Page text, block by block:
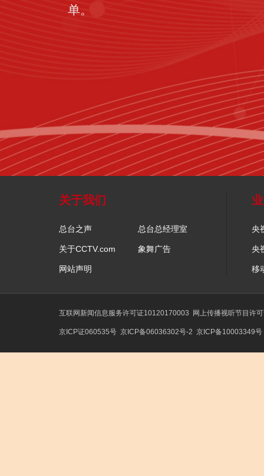
单。
关于我们
总台之声 总台总经理室
关于CCTV.com 象舞广告
网站声明
央
央
移
互联网新闻信息服务许可证10120170003 网上传播视听节目许
京ICP证060535号 京ICP备06036302号-2 京ICP备10003349号